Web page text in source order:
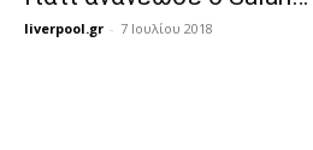
liverpool.gr - 7 Ιουλίου 2018